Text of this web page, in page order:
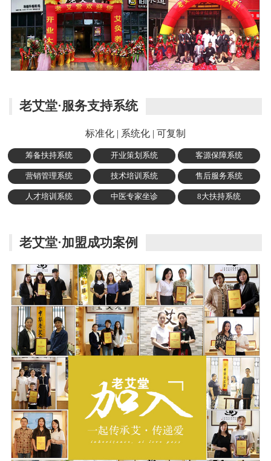
老艾堂·服务支持系统
标准化 | 系统化 | 可复制
筹备扶持系统 开业策划系统 客源保障系统
营销管理系统 技术培训系统 售后服务系统
人才培训系统 中医专家坐诊 8大扶持系统
老艾堂·加盟成功案例